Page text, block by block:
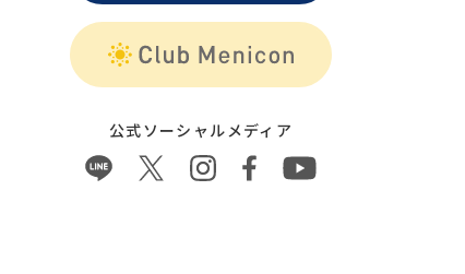
公式ソーシャルメディア